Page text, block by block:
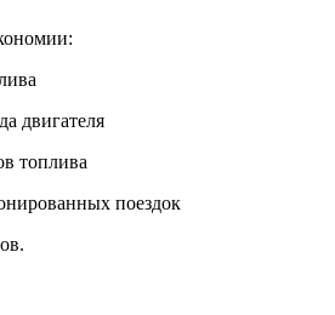
двигателя
топлива
поездок